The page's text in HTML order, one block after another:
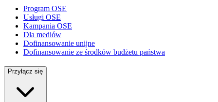
Program OSE
Usługi OSE
Kampania OSE
Dla mediów
Dofinansowanie unijne
Dofinansowanie ze środków budżetu państwa
Przyłącz się